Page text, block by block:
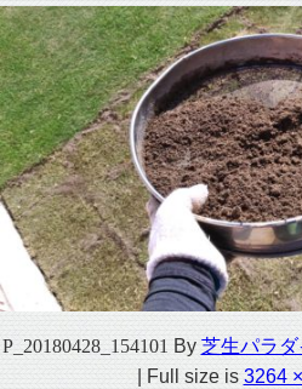
P_20180428_154101 By 芝生パラダ
| Full size is3264